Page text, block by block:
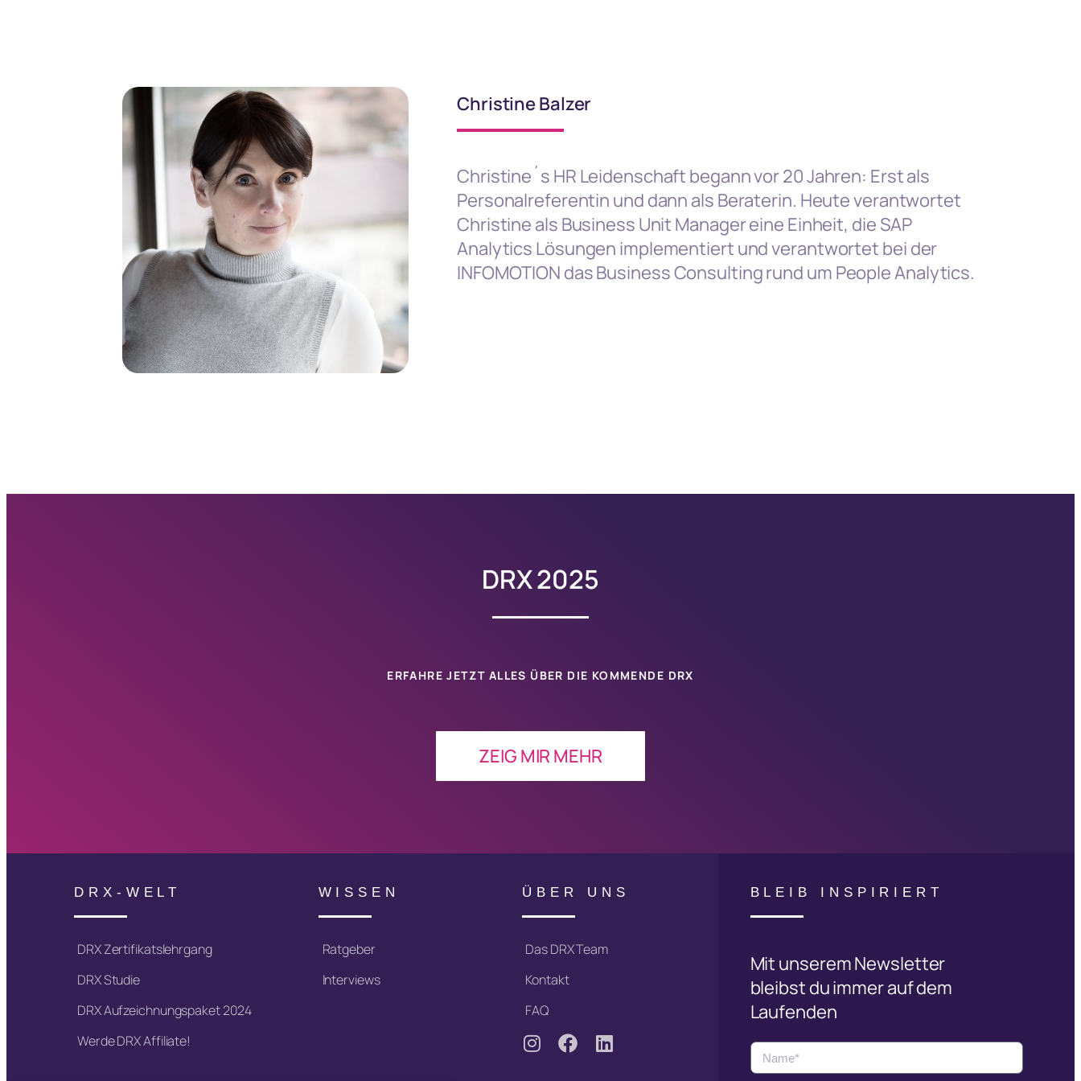
Christine Balzer
Christine´s HR Leidenschaft begann vor 20 Jahren: Erst als
Personalreferentin und dann als Beraterin. Heute verantwortet
Christine als Business Unit Manager eine Einheit, die SAP
Analytics Lösungen implementiert und verantwortet bei der
INFOMOTION das Business Consulting rund um People Analytics.
DRX 2025
ERFAHRE JETZT ALLES ÜBER DIE KOMMENDE DRX
ZEIG MIR MEHR
DRX-WELT
DRX Zertifikatslehrgang
DRX Studie
DRX Aufzeichnungspaket 2024
Werde DRX Affiliate!
WISSEN
Ratgeber
Interviews
ÜBER UNS
Das DRX Team
Kontakt
FAQ
BLEIB INSPIRIERT
Mit unserem Newsletter
bleibst du immer auf dem
Laufenden